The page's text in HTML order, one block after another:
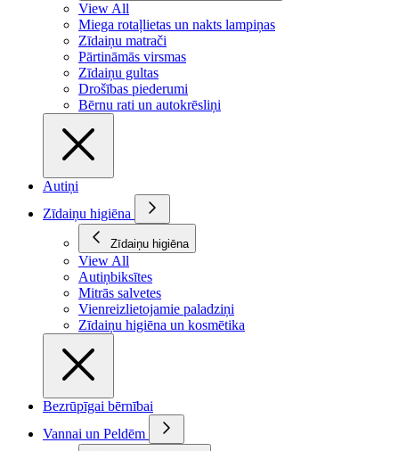
View All
Miega rotaļlietas un nakts lampiņas
Zīdaiņu matrači
Pārtināmās virsmas
Zīdaiņu gultas
Drošības piederumi
Bērnu rati un autokrēsliņi
Autiņi
Zīdaiņu higiēna
Zīdaiņu higiēna
View All
Autiņbiksītes
Mitrās salvetes
Vienreizlietojamie paladziņi
Zīdaiņu higiēna un kosmētika
Bezrūpīgai bērnībai
Vannai un Peldēm